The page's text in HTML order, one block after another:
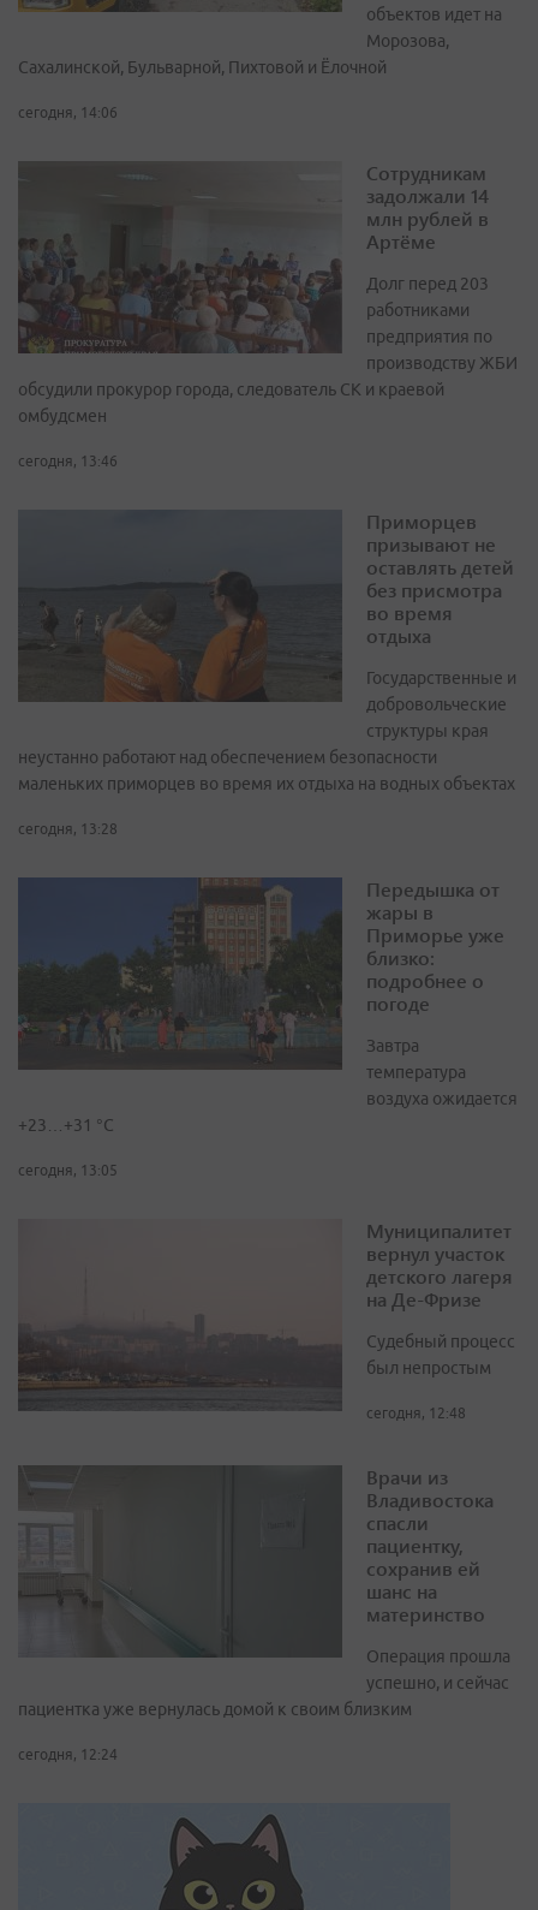
объектов идет на
Морозова,
Сахалинской, Бульварной, Пихтовой и Ёлочной
сегодня, 14:06
Сотрудникам
задолжали 14
млн рублей в
Артёме
Долг перед 203
работниками
предприятия по
производству ЖБИ
обсудили прокурор города, следователь СК и краевой
омбудсмен
сегодня, 13:46
Приморцев
призывают не
оставлять детей
без присмотра
во время
отдыха
Государственные и
добровольческие
структуры края
неустанно работают над обеспечением безопасности
маленьких приморцев во время их отдыха на водных объектах
сегодня, 13:28
Передышка от
жары в
Приморье уже
близко:
подробнее о
погоде
Завтра
температура
воздуха ожидается
+23…+31 °C
сегодня, 13:05
Муниципалитет
вернул участок
детского лагеря
на Де-Фризе
Судебный процесс
был непростым
сегодня, 12:48
Врачи из
Владивостока
спасли
пациентку,
сохранив ей
шанс на
материнство
Операция прошла
успешно, и сейчас
пациентка уже вернулась домой к своим близким
сегодня, 12:24